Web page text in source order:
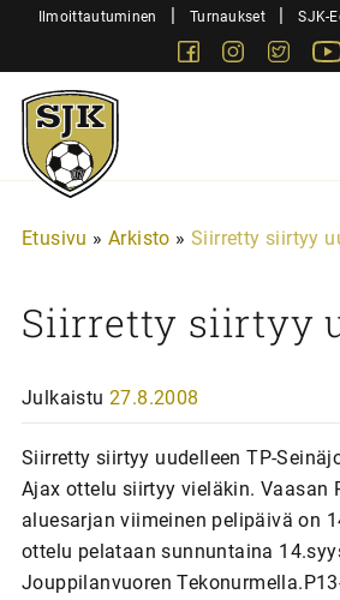
SiirryIlmoittautuminen | Turnaukset | SJK-
FacebookInstagram
Sjk-
Juniorit
Etusivu » Arkisto » Siirretty siirtyy
Siirretty siirtyy
Julkaistu 27.8.2008
Siirretty siirtyy uudelleen TP-
Ajax ottelu siirtyy vieläkin. Vaasan
aluesarjan viimeinen pelipäivä on
ottelu pelataan sunnuntaina
Jouppilanvuoren